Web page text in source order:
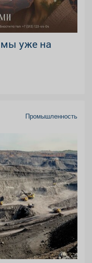
уже на
Промышленность